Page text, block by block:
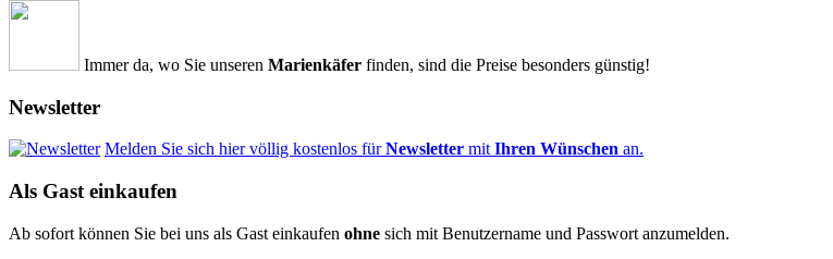
Immer da, wo Sie unseren Marienkäfer finden, sind die Preise besonders günstig!
Newsletter
Melden Sie sich hier völlig kostenlos fürNewsletter mitIhren Wünschen an.
Als Gast einkaufen
Ab sofort können Sie bei uns als Gast einkaufen ohne sich mit Benutzername und Passwort anzumelden.